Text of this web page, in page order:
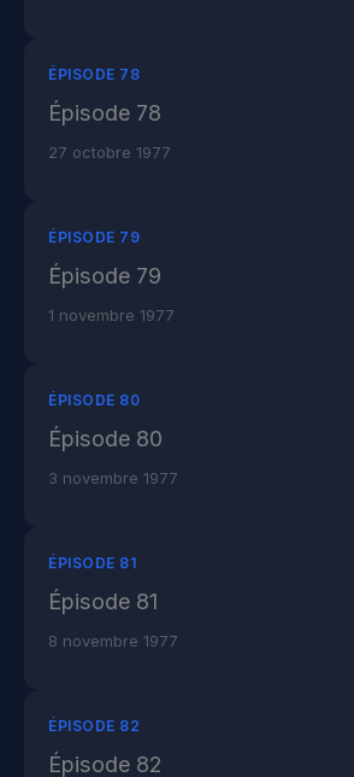
ÉPISODE 78
Épisode 78
27 octobre 1977
ÉPISODE 79
Épisode 79
1 novembre 1977
ÉPISODE 80
Épisode 80
3 novembre 1977
ÉPISODE 81
Épisode 81
8 novembre 1977
ÉPISODE 82
Épisode 82